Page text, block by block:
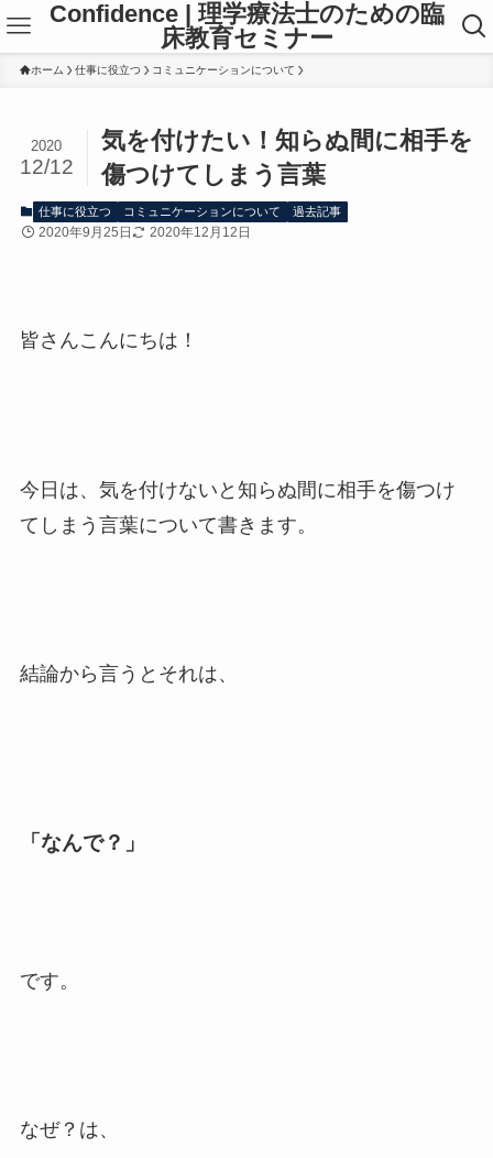
Confidence | 理学療法士のための臨
床教育セミナー
ホーム 仕事に役立つ コミュニケーションについて
気を付けたい！知らぬ間に相手を
傷つけてしまう言葉
2020
12/12
仕事に役立つ コミュニケーションについて 過去記事
2020年9月25日 2020年12月12日
皆さんこんにちは！
今日は、気を付けないと知らぬ間に相手を傷つけ
てしまう言葉について書きます。
結論から言うとそれは、
「なんで？」
です。
なぜ？は、